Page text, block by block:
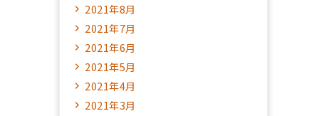
2021年8月
2021年7月
2021年6月
2021年5月
2021年4月
2021年3月